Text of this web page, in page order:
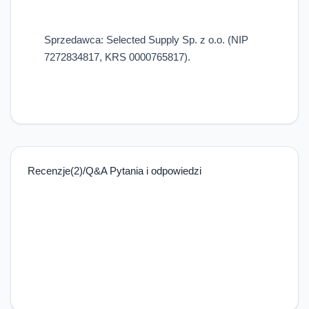
Sprzedawca: Selected Supply Sp. z o.o. (NIP
7272834817, KRS 0000765817).
Recenzje(2)/Q&A Pytania i odpowiedzi